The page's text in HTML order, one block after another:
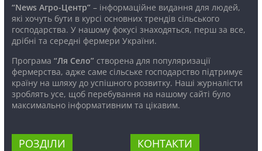
“News Агро-Центр”– інформаційне видання для людей,
які хочуть бути в курсі основних трендів сільського
господарства. У нашому фокусі знаходяться, перш за все,
дрібні та середні фермери України.
Програма “Ля Село”створена для популяризації
фермерства, адже саме сільське господарство підтримує
країну на шляху до успішного розвитку. Наші журналісти
зроблять усе, щоб перебування на нашому сайті було
максимально інформативним та цікавим.
РОЗДІЛИ КОНТАКТИ